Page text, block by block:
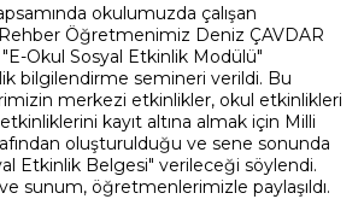
okulumuzda çalışan
Öğretmenimiz Deniz ÇAVDAR
Okul Sosyal Etkinlik Modülü"
bilgilendirme semineri verildi. Bu
merkezi etkinlikler, okul etkinlikleri
kayıt altına almak için Milli
oluşturulduğu ve sene sonunda
Etkinlik Belgesi" verileceği söylendi.
sunum, öğretmenlerimizle paylaşıldı.